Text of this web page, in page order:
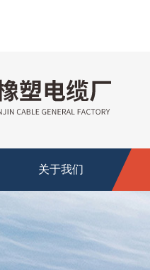
关于我们